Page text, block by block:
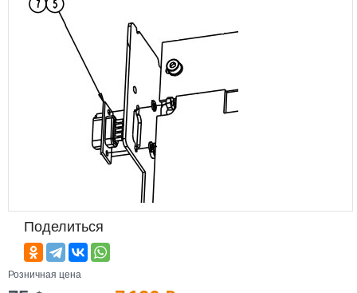
Поделиться
Розничная цена